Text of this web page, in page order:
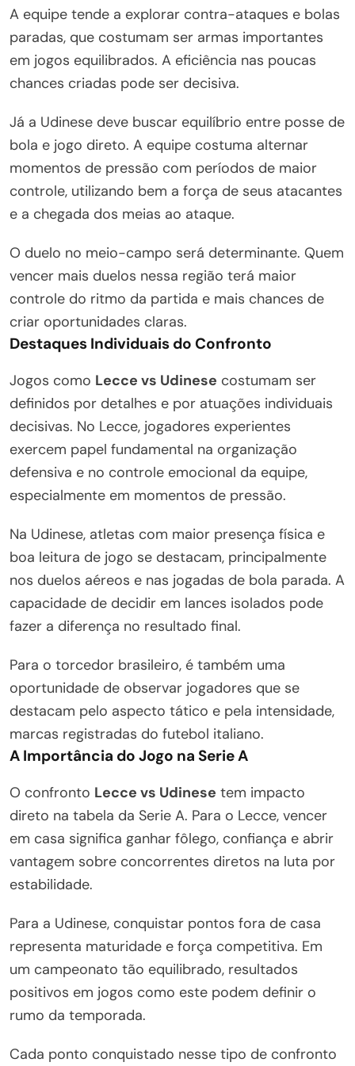
A equipe tende a explorar contra-ataques e bolas
paradas, que costumam ser armas importantes
em jogos equilibrados. A eficiência nas poucas
chances criadas pode ser decisiva.
Já a Udinese deve buscar equilíbrio entre posse de
bola e jogo direto. A equipe costuma alternar
momentos de pressão com períodos de maior
controle, utilizando bem a força de seus atacantes
e a chegada dos meias ao ataque.
O duelo no meio-campo será determinante. Quem
vencer mais duelos nessa região terá maior
controle do ritmo da partida e mais chances de
criar oportunidades claras.
Destaques Individuais do Confronto
Jogos como Lecce vs Udinese costumam ser
definidos por detalhes e por atuações individuais
decisivas. No Lecce, jogadores experientes
exercem papel fundamental na organização
defensiva e no controle emocional da equipe,
especialmente em momentos de pressão.
Na Udinese, atletas com maior presença física e
boa leitura de jogo se destacam, principalmente
nos duelos aéreos e nas jogadas de bola parada. A
capacidade de decidir em lances isolados pode
fazer a diferença no resultado final.
Para o torcedor brasileiro, é também uma
oportunidade de observar jogadores que se
destacam pelo aspecto tático e pela intensidade,
marcas registradas do futebol italiano.
A Importância do Jogo na Serie A
O confronto Lecce vs Udinese tem impacto
direto na tabela da Serie A. Para o Lecce, vencer
em casa significa ganhar fôlego, confiança e abrir
vantagem sobre concorrentes diretos na luta por
estabilidade.
Para a Udinese, conquistar pontos fora de casa
representa maturidade e força competitiva. Em
um campeonato tão equilibrado, resultados
positivos em jogos como este podem definir o
rumo da temporada.
Cada ponto conquistado nesse tipo de confronto